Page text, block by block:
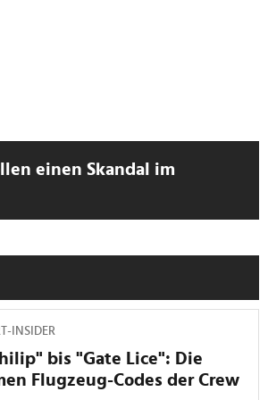
einen Skandal im
INSIDER
bis "Gate Lice": Die
Flugzeug-Codes der Crew